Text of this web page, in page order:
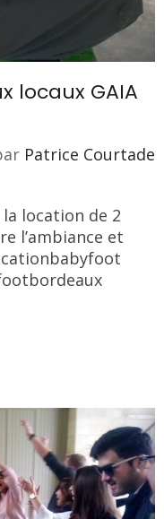
locaux GAIA
Patrice Courtade
la location de 2
l’ambiance et